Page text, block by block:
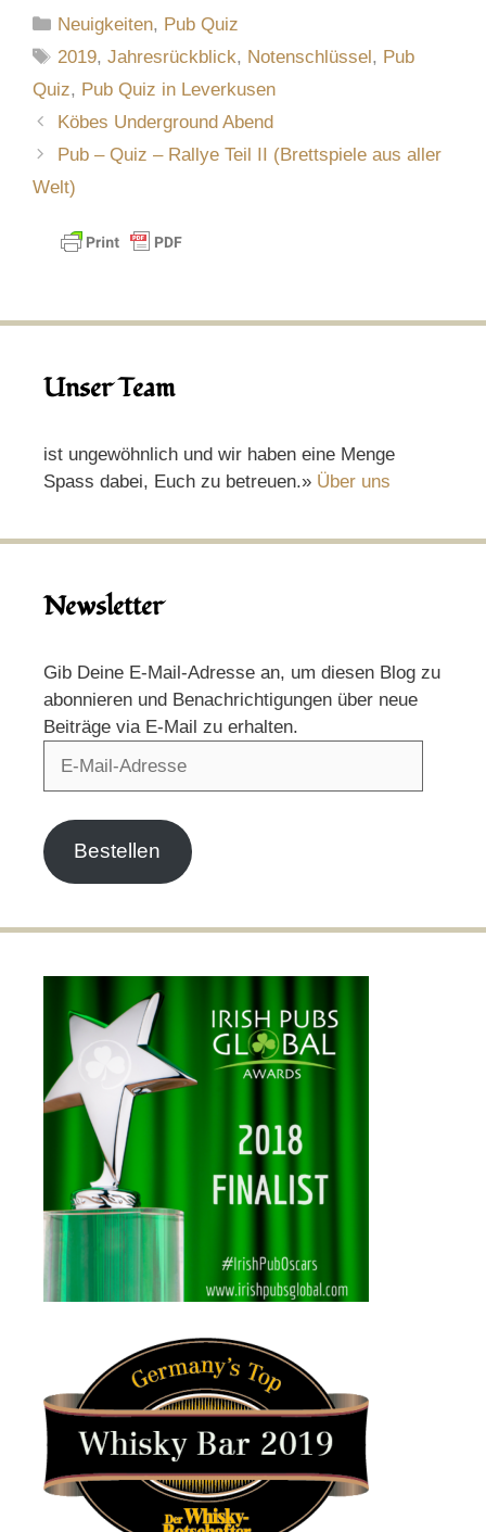
Kategorien
Neuigkeiten, Pub Quiz
Schlagwörter
2019,Jahresrückblick, Notenschlüssel, Pub
Quiz, Pub Quiz in Leverkusen
Köbes Underground Abend
Pub – Quiz – Rallye Teil II (Brettspiele aus aller
Welt)
Unser Team
ist ungewöhnlich und wir haben eine Menge
Spass dabei, Euch zu betreuen.» Über uns
Newsletter
Gib Deine E-Mail-Adresse an, um diesen Blog zu
abonnieren und Benachrichtigungen über neue
Beiträge via E-Mail zu erhalten.
Bestellen